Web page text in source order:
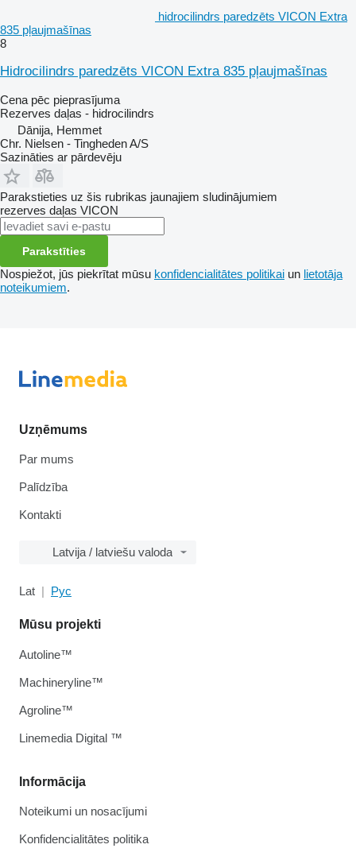
hidrocilindrs paredzēts VICON Extra
835 pļaujmašīnas
8
Hidrocilindrs paredzēts VICON Extra 835 pļaujmašīnas
Cena pēc pieprasījuma
Rezerves daļas - hidrocilindrs
Dānija, Hemmet
Chr. Nielsen - Tingheden A/S
Sazināties ar pārdevēju
Parakstieties uz šis rubrikas jaunajiem sludinājumiem
rezerves daļas VICON
Parakstīties
Nospiežot, jūs piekrītat mūsu konfidencialitātes politikai un lietotāja
noteikumiem.
Uzņēmums
Par mums
Palīdzība
Kontakti
Latvija / latviešu valoda
Lat Рус
Informācija
Noteikumi un nosacījumi
Konfidencialitātes politika
Mūsu projekti
Autoline™
Machineryline™
Agroline™
Linemedia Digital ™